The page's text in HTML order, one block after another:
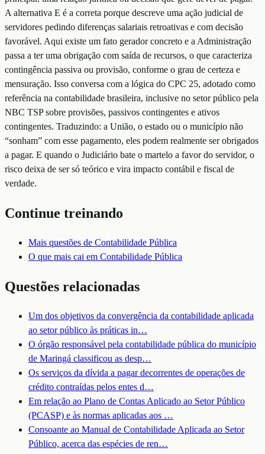
A alternativa E é a correta porque descreve uma ação judicial de
servidores pedindo diferenças salariais retroativas e com decisão
favorável. Aqui existe um fato gerador concreto e a Administração
passa a ter uma obrigação com saída de recursos, o que caracteriza
contingência passiva ou provisão, conforme o grau de certeza e
mensuração. Isso conversa com a lógica do CPC 25, adotado como
referência na contabilidade brasileira, inclusive no setor público pela
NBC TSP sobre provisões, passivos contingentes e ativos
contingentes. Traduzindo: a União, o estado ou o município não
“sonham” com esse pagamento, eles podem realmente ser obrigados
a pagar. E quando o Judiciário bate o martelo a favor do servidor, o
risco deixa de ser só teórico e vira impacto contábil e fiscal de
verdade.
Continue treinando
Mais questões de Contabilidade Pública
O que mais cai em Contabilidade Pública
Questões relacionadas
Um dos objetivos da convergência da contabilidade aplicada
ao setor público às práticas in…
O órgão responsável pela contabilidade pública do município
de Maringá classificou as desp…
Os serviços da dívida a pagar decorrentes de operações de
crédito contraídas pelos entes d…
Em relação ao Plano de Contas Aplicado ao Setor Público
(PCASP) e às normas aplicadas aos …
Consoante ao Manual de Contabilidade Aplicada ao Setor
Público, acerca das espécies de ren…